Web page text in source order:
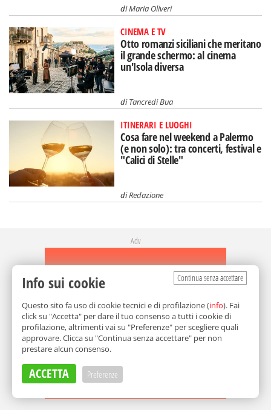
diMaria Oliveri
CINEMA E TV
Otto romanzi siciliani che meritano
il grande schermo: al cinema
un'Isola diversa
diTancredi Bua
ITINERARI E LUOGHI
Cosa fare nel weekend a Palermo
(e non solo): tra concerti, festival e
"Calici di Stelle"
diRedazione
Adv
Continua senza accettare
Info sui cookie
Questo sito fa uso di cookie tecnici e di profilazione (info). Fai
click su "Accetta" per dare il tuo consenso a tutti i cookie di
profilazione, altrimenti vai su "Preferenze" per scegliere quali
approvare. Clicca su "Continua senza accettare" per non
prestare alcun consenso.
ACCETTA Preferenze